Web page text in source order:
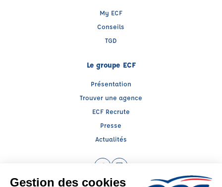
My ECF
Conseils
TGD
Le groupe ECF
Présentation
Trouver une agence
ECF Recrute
Presse
Actualités
Facebook (nouvelle fenêtre)
Instagram (nouvelle fenêtre)